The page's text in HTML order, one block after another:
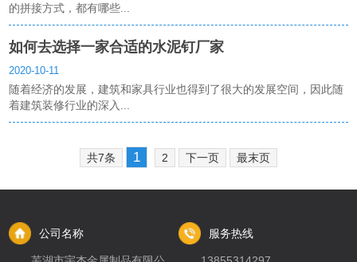
的拼接方式，都有哪些...
如何去选择一家合适的水泥钉厂家
2020-10-11
随着经济的发展，建筑和家具行业也得到了很大的发展空间，因此随
着建筑装修行业的深入...
共7条 1 2 下一页 最末页
公司名称 服务热线